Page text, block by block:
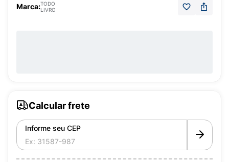
Marca:TODO
LIVRO
Calcular frete
Informe seu CEP